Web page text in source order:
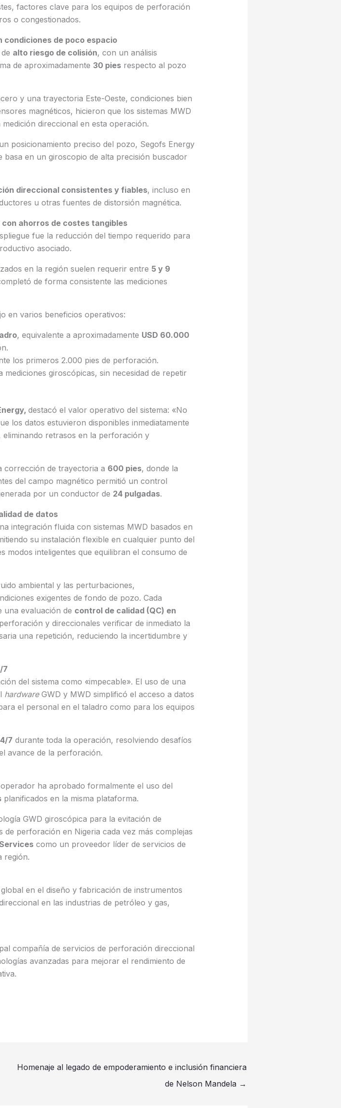
factores clave para los equipos de perforación
o congestionados.
de poco espacio
alto riesgo de colisión, con un análisis
de aproximadamente 30 piesrespecto al pozo
y una trayectoria Este-Oeste, condiciones bien
magnéticos, hicieron que los sistemas MWD
direccional en esta operación.
posicionamiento preciso del pozo, Segofs Energy
basa en un giroscopio de alta precisión buscador
direccional consistentes y fiables, incluso en
u otras fuentes de distorsión magnética.
ahorros de costes tangibles
fue la reducción del tiempo requerido para
asociado.
en la región suelen requerir entre 5 y 9
de forma consistente las mediciones
en varios beneficios operativos:
, equivalente a aproximadamente USD 60.000
los primeros 2.000 pies de perforación.
mediciones giroscópicas, sin necesidad de repetir
destacó el valor operativo del sistema: «No
los datos estuvieron disponibles inmediatamente
retrasos en la perforación y
corrección de trayectoria a 600 pies, donde la
del campo magnético permitió un control
por un conductor de 24 pulgadas.
de datos
integración fluida con sistemas MWD basados en
su instalación flexible en cualquier punto del
modos inteligentes que equilibran el consumo de
ambiental y las perturbaciones,
exigentes de fondo de pozo. Cada
una evaluación de control de calidad (QC) en
y direccionales verificar de inmediato la
una repetición, reduciendo la incertidumbre y
7
del sistema como «impecable». El uso de una
hardware GWD y MWD simplificó el acceso a datos
el personal en el taladro como para los equipos
7 durante toda la operación, resolviendo desafíos
avance de la perforación.
ha aprobado formalmente el uso del
planificados en la misma plataforma.
GWD giroscópica para la evitación de
perforación en Nigeria cada vez más complejas
como un proveedor líder de servicios de
región.
en el diseño y fabricación de instrumentos
en las industrias de petróleo y gas,
compañía de servicios de perforación direccional
avanzadas para mejorar el rendimiento de
Homenaje al legado de empoderamiento e inclusión financiera
de Nelson Mandela →